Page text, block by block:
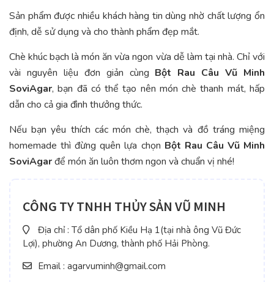
Sản phẩm được nhiều khách hàng tin dùng nhờ chất lượng ổn
định, dễ sử dụng và cho thành phẩm đẹp mắt.
Chè khúc bạch là món ăn vừa ngon vừa dễ làm tại nhà. Chỉ với
vài nguyên liệu đơn giản cùng Bột Rau Câu Vũ Minh
SoviAgar, bạn đã có thể tạo nên món chè thanh mát, hấp
dẫn cho cả gia đình thưởng thức.
Nếu bạn yêu thích các món chè, thạch và đồ tráng miệng
homemade thì đừng quên lựa chọn Bột Rau Câu Vũ Minh
SoviAgarđể món ăn luôn thơm ngon và chuẩn vị nhé!
CÔNG TY TNHH THỦY SẢN VŨ MINH
Địa chỉ : Tổ dân phố Kiều Hạ 1(tại nhà ông Vũ Đức
Lợi), phường An Dương, thành phố Hải Phòng.
Email : agarvuminh@gmail.com